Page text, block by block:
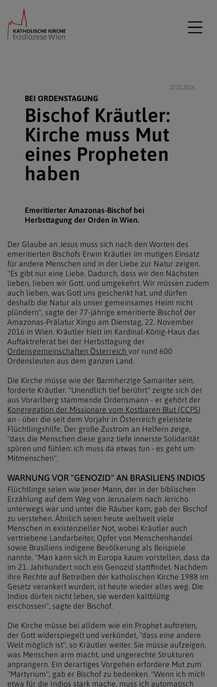
22.11.2016
BEI ORDENSTAGUNG
Bischof Kräutler:
Kirche muss Mut
eines Propheten
haben
Emeritierter Amazonas-Bischof bei
Herbsttagung der Orden in Wien.
Der Glaube an Jesus muss sich nach den Worten des
emeritierten Bischofs Erwin Kräutler im mutigen Einsatz
für andere Menschen und in der Liebe zur Natur zeigen.
"Es gibt nur eine Liebe. Dadurch, dass wir den Nächsten
lieben, lieben wir Gott, und umgekehrt. Wir müssen zudem
auch lieben, was Gott uns geschenkt hat, und dürfen
deshalb die Natur als unser gemeinsames Heim nicht
plündern", sagte der 77-jährige emeritierte Bischof der
Amazonas-Prälatur Xingu am Dienstag, 22. November
2016 in Wien. Kräutler hielt im Kardinal-König-Haus das
Auftaktreferat bei der Herbsttagung der
Ordensgemeinschaften Österreich vor rund 600
Ordensleuten aus dem ganzen Land.
Die Kirche müsse wie der Barmherzige Samariter sein,
forderte Kräutler. "Unendlich tief berührt" zeigte sich der
aus Vorarlberg stammende Ordensmann - er gehört der
Kongregation der Missionare vom Kostbaren Blut (CCPS)
an - über die seit dem Vorjahr in Österreich geleistete
Flüchtlingshilfe. Der große Zustrom an Helfern zeige,
"dass die Menschen diese ganz tiefe innerste Solidarität
spüren und fühlen: ich muss da etwas tun - es geht um
Mitmenschen".
WARNUNG VOR "GENOZID" AN BRASILIENS INDIOS
Flüchtlinge seien wie jener Mann, der in der biblischen
Erzählung auf dem Weg von Jerusalem nach Jericho
unterwegs war und unter die Räuber kam, gab der Bischof
zu verstehen. Ähnlich seien heute weltweit viele
Menschen in existenzieller Not, wobei Kräutler auch
vertriebene Landarbeiter, Opfer von Menschenhandel
sowie Brasiliens indigene Bevölkerung als Beispiele
nannte. "Man kann sich in Europa kaum vorstellen, dass da
im 21. Jahrhundert noch ein Genozid stattfindet. Nachdem
ihre Rechte auf Betreiben der katholischen Kirche 1988 im
Gesetz verankert wurden, ist heute wieder alles weg. Die
Indios dürfen nicht leben, sie werden kaltblütig
erschossen", sagte der Bischof.
Die Kirche müsse bei alldem wie ein Prophet auftreten,
der Gott widerspiegelt und verkündet, "dass eine andere
Welt möglich ist", so Kräutler weiter. Sie müsse aufzeigen,
was Menschen arm macht, und ungerechte Strukturen
anprangern. Ein derartiges Vorgehen erfordere Mut zum
"Martyrium", gab er Bischof zu bedenken. "Wenn ich mich
etwa für die Indios stark mache, muss ich automatisch